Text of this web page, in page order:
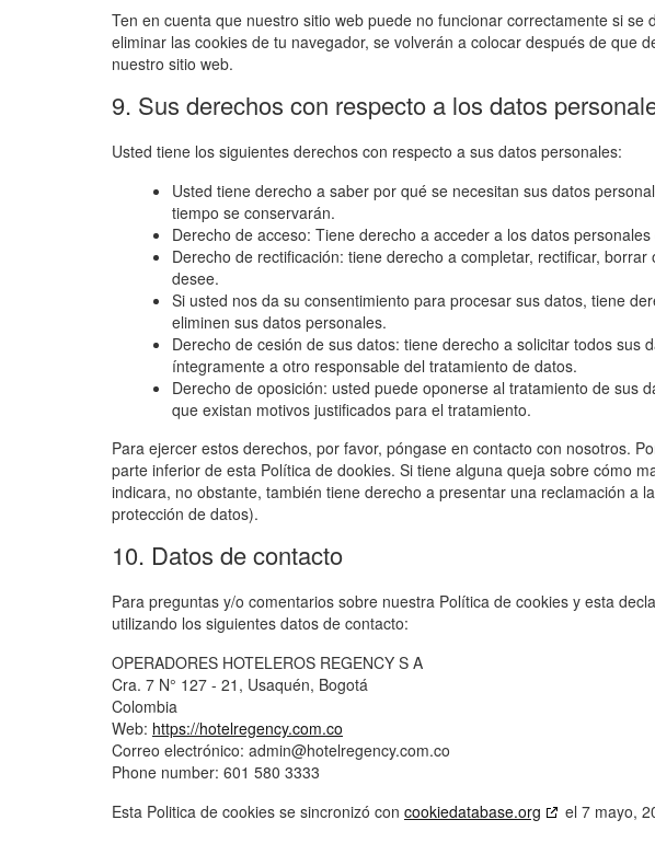
Ten en cuenta que nuestro sitio web puede no funcionar correctamente si se
eliminar las cookies de tu navegador, se volverán a colocar después de que
nuestro sitio web.
9. Sus derechos con respecto a los datos
Usted tiene los siguientes derechos con respecto a sus datos personales:
Usted tiene derecho a saber por qué se necesitan sus datos
tiempo se conservarán.
Derecho de acceso: Tiene derecho a acceder a los datos
Derecho de rectificación: tiene derecho a completar, rectificar,
desee.
Si usted nos da su consentimiento para procesar sus datos, tiene
eliminen sus datos personales.
Derecho de cesión de sus datos: tiene derecho a solicitar todos sus
íntegramente a otro responsable del tratamiento de datos.
Derecho de oposición: usted puede oponerse al tratamiento de sus
que existan motivos justificados para el tratamiento.
Para ejercer estos derechos, por favor, póngase en contacto con nosotros.
parte inferior de esta Política de dookies. Si tiene alguna queja sobre cómo
indicara, no obstante, también tiene derecho a presentar una reclamación a
protección de datos).
10. Datos de contacto
Para preguntas y/o comentarios sobre nuestra Política de cookies y esta
utilizando los siguientes datos de contacto:
OPERADORES HOTELEROS REGENCY S A
Cra. 7 N° 127 - 21, Usaquén, Bogotá
Colombia
Web: https://hotelregency.com.co
Correo electrónico: admin@hotelregency.com.co
Phone number: 601 580 3333
Esta Politica de cookies se sincronizó con cookiedatabase.org el 7 mayo,